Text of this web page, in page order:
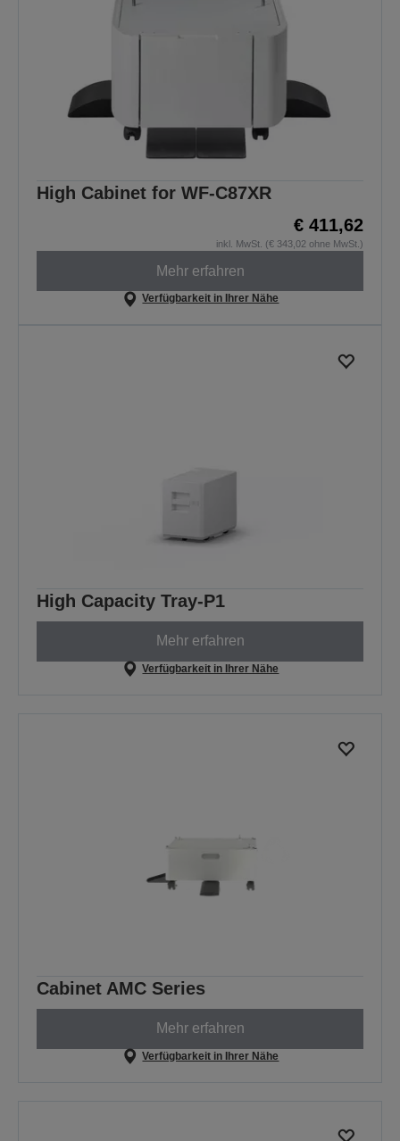
High Cabinet for WF-C87XR
€ 411,62
inkl. MwSt. (€ 343,02 ohne MwSt.)
Mehr erfahren
Verfügbarkeit in Ihrer Nähe
High Capacity Tray-P1
Mehr erfahren
Verfügbarkeit in Ihrer Nähe
Cabinet AMC Series
Mehr erfahren
Verfügbarkeit in Ihrer Nähe